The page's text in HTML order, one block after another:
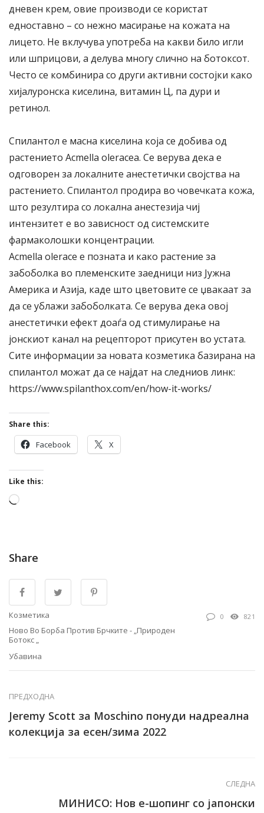
дневен крем, овие производи се користат
едноставно – со нежно масирање на кожата на
лицето. Не вклучува употреба на какви било игли
или шприцови, а делува многу слично на ботоксот.
Често се комбинира со други активни состојки како
хијалуронска киселина, витамин Ц, па дури и
ретинол.
Спилантол е масна киселина која се добива од
растението Acmella oleracea. Се верува дека е
одговорен за локалните анестетички својства на
растението. Спилантол продира во човечката кожа,
што резултира со локална анестезија чиј
интензитет е во зависност од системските
фармаколошки концентрации.
Acmella olerace е позната и како растение за
забоболка во племенските заедници низ Јужна
Америка и Азија, каде што цветовите се џвакаат за
да се ублажи забоболката. Се верува дека овој
анестетички ефект доаѓа од стимулирање на
јонскиот канал на рецепторот присутен во устата.
Сите информации за новата козметика базирана на
спилантол можат да се најдат на следниов линк:
https://www.spilanthox.com/en/how-it-works/
Share this:
Facebook X
Like this:
Loading…
Share
Козметика
Ново Во Борба Против Брчките - „природен
Ботокс „
Убавина
0 821
ПРЕДХОДНА
Jeremy Scott за Moschino понуди надреална
колекција за есен/зима 2022
СЛЕДНА
МИНИСО: Нов е-шопинг со јапонски